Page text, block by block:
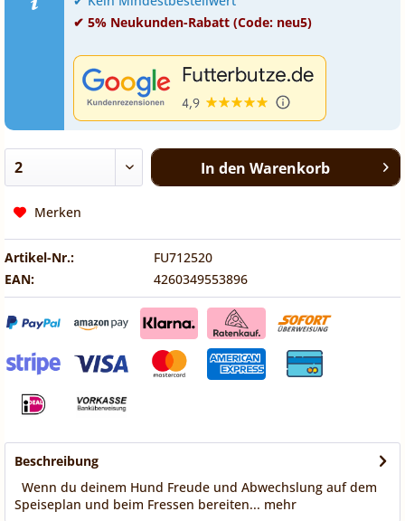
✔ 5% Neukunden-Rabatt (Code: neu5)
In den Warenkorb
Merken
Artikel-Nr.:
FU712520
EAN:
4260349553896
Beschreibung
Wenn du deinem Hund Freude und Abwechslung auf dem
Speiseplan und beim Fressen bereiten... mehr